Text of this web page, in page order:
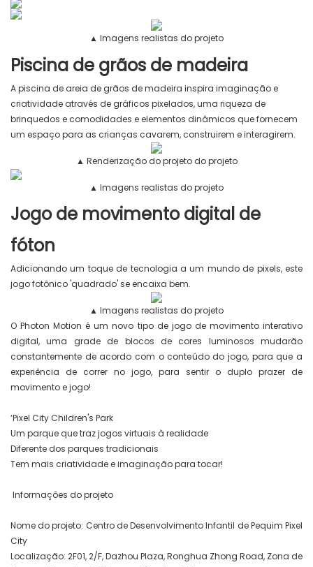
▲ Imagens realistas do projeto
Piscina de grãos de madeira
A piscina de areia de grãos de madeira inspira imaginação e
criatividade através de gráficos pixelados, uma riqueza de
brinquedos e comodidades e elementos dinâmicos que fornecem
um espaço para as crianças cavarem, construirem e interagirem.
▲ Renderização do projeto do projeto
▲ Imagens realistas do projeto
Jogo de movimento digital de
fóton
Adicionando um toque de tecnologia a um mundo de pixels, este
jogo fotônico 'quadrado' se encaixa bem.
▲ Imagens realistas do projeto
O Photon Motion é um novo tipo de jogo de movimento interativo
digital, uma grade de blocos de cores luminosos mudarão
constantemente de acordo com o conteúdo do jogo, para que a
experiência de correr no jogo, para sentir o duplo prazer de
movimento e jogo!
‘Pixel City Children's Park
Um parque que traz jogos virtuais à realidade
Diferente dos parques tradicionais
Tem mais criatividade e imaginação para tocar!
Informações do projeto
Nome do projeto: Centro de Desenvolvimento Infantil de Pequim Pixel
City
Localização: 2F01, 2/F, Dazhou Plaza, Ronghua Zhong Road, Zona de